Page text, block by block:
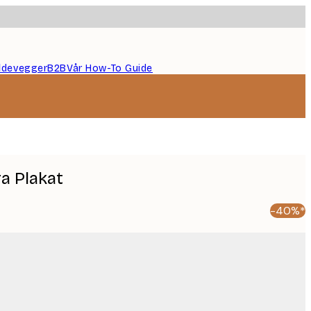
B2BVår How-To Guide
Plakat
-40%*